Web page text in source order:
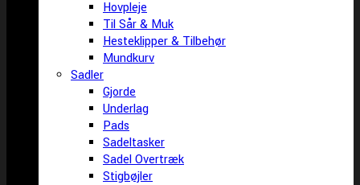
Hovpleje
Til Sår & Muk
Hesteklipper & Tilbehør
Mundkurv
Sadler
Gjorde
Underlag
Pads
Sadeltasker
Sadel Overtræk
Stigbøjler